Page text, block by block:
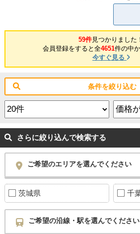
59件見つかりました
会員登録をすると全4651件の中
今すぐ見る
条件を絞り込む
さらに絞り込んで検索する
ご希望のエリアを選んでください
茨城県 千
ご希望の沿線・駅を選んでください